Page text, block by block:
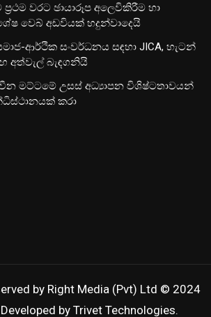
ප්‍රථම වරට ඡායාරූප අලෙවිකිරීම හා
වෙබ් අඩවියක් හදුන්වාදෙයි
ආර්ථික සංවර්ධනය සඳහා JICA, හැටන්
අත්වැල් බැඳගනියි
මට්ටමේ උසස් අධ්‍යාපන විශිෂ්ටතාවයන්
කරා
by Right Media (Pvt) Ltd © 2024
by Trivet Technologies.